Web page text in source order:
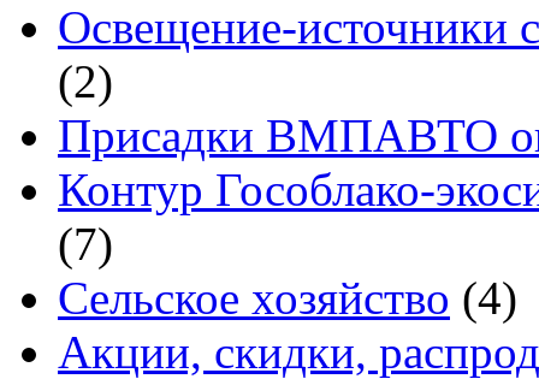
Освещение-источники
(2)
Присадки ВМПАВТО
Контур Гособлако-
(7)
Сельское хозяйство (4)
Акции, скидки,